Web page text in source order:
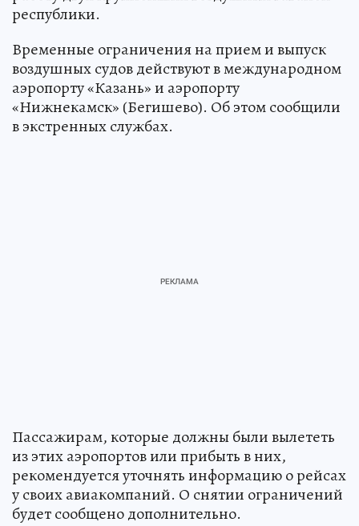
республики.
Временные ограничения на прием и выпуск
воздушных судов действуют в международном
аэропорту «Казань» и аэропорту
«Нижнекамск» (Бегишево). Об этом сообщили
в экстренных службах.
Пассажирам, которые должны были вылететь
из этих аэропортов или прибыть в них,
рекомендуется уточнять информацию о рейсах
у своих авиакомпаний. О снятии ограничений
будет сообщено дополнительно.